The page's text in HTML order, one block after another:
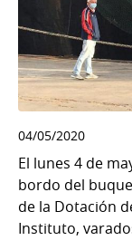
04/05/2020
El lunes 4 de
bordo del
de la Dotación
Instituto,